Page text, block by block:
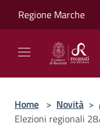
Regione Marche
Home > Novità >
Elezioni regionali